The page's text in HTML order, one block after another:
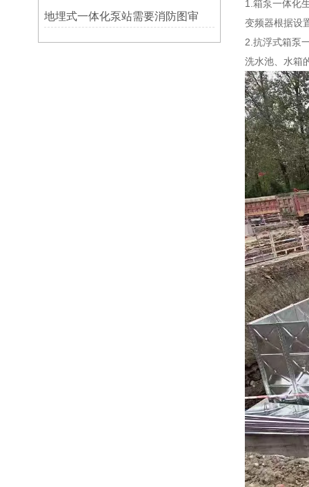
地埋式一体化泵站需要消防图审
1.箱泵一体化
变频器根据设
2.抗浮式箱泵
洗水池、水箱